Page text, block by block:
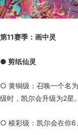
第11赛季：画中灵
● 剪纸仙灵
○ 黄铜级：召唤一个名
级时，凯尔会升级为2星
○ 棱彩级：凯尔会在你6